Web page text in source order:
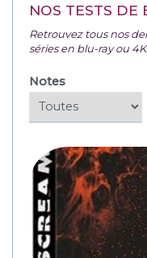
NOS TESTS DE
Retrouvez tous nos
séries en blu-ray ou 4K.
Notes